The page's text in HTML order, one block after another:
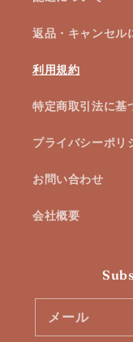
返品・キャンセル
利用規約
特定商取引法に基
プライバシーポリ
お問い合わせ
会社概要
メール